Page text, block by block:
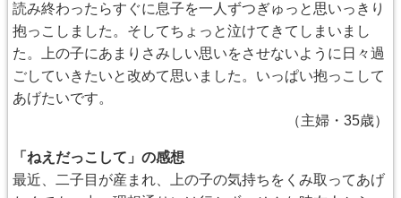
読み終わったらすぐに息子を一人ずつぎゅっと思いっきり
抱っこしました。そしてちょっと泣けてきてしまいまし
た。上の子にあまりさみしい思いをさせないように日々過
ごしていきたいと改めて思いました。いっぱい抱っこして
あげたいです。
（主婦・35歳）
「ねえだっこして」の感想
最近、二子目が産まれ、上の子の気持ちをくみ取ってあげ